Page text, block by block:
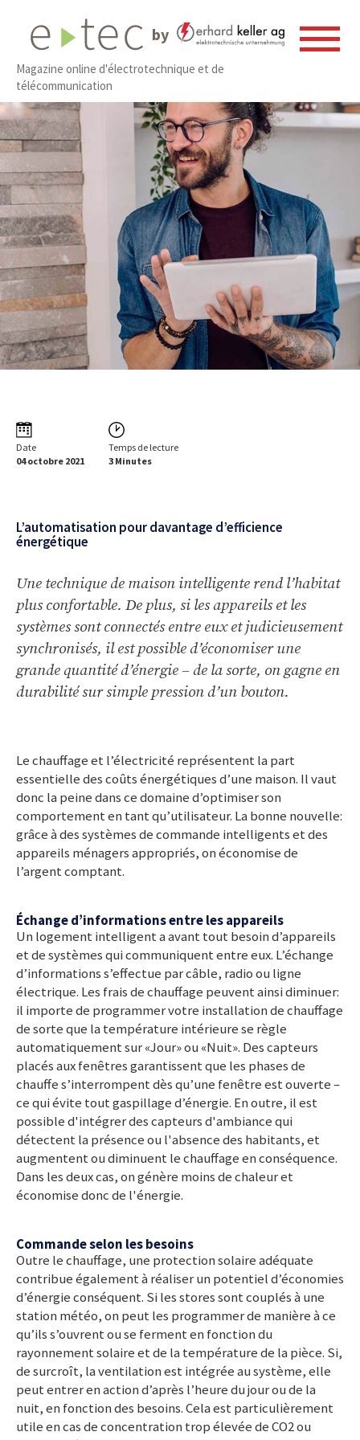
by
Magazine online d'électrotechnique et de
télécommunication
Date
04 octobre 2021
Temps de lecture
3 Minutes
L’automatisation pour davantage d’efficience
énergétique
Une technique de maison intelligente rend l’habitat
plus confortable. De plus, si les appareils et les
systèmes sont connectés entre eux et judicieusement
synchronisés, il est possible d’économiser une
grande quantité d’énergie – de la sorte, on gagne en
durabilité sur simple pression d’un bouton.
Le chauffage et l’électricité représentent la part
essentielle des coûts énergétiques d’une maison. Il vaut
donc la peine dans ce domaine d’optimiser son
comportement en tant qu’utilisateur. La bonne nouvelle:
grâce à des systèmes de commande intelligents et des
appareils ménagers appropriés, on économise de
l’argent comptant.
Échange d’informations entre les appareils
Un logement intelligent a avant tout besoin d’appareils
et de systèmes qui communiquent entre eux. L’échange
d’informations s’effectue par câble, radio ou ligne
électrique. Les frais de chauffage peuvent ainsi diminuer:
il importe de programmer votre installation de chauffage
de sorte que la température intérieure se règle
automatiquement sur «Jour» ou «Nuit». Des capteurs
placés aux fenêtres garantissent que les phases de
chauffe s’interrompent dès qu’une fenêtre est ouverte –
ce qui évite tout gaspillage d’énergie. En outre, il est
possible d'intégrer des capteurs d'ambiance qui
détectent la présence ou l'absence des habitants, et
augmentent ou diminuent le chauffage en conséquence.
Dans les deux cas, on génère moins de chaleur et
économise donc de l'énergie.
Commande selon les besoins
Outre le chauffage, une protection solaire adéquate
contribue également à réaliser un potentiel d’économies
d’énergie conséquent. Si les stores sont couplés à une
station météo, on peut les programmer de manière à ce
qu’ils s’ouvrent ou se ferment en fonction du
rayonnement solaire et de la température de la pièce. Si,
de surcroît, la ventilation est intégrée au système, elle
peut entrer en action d’après l’heure du jour ou de la
nuit, en fonction des besoins. Cela est particulièrement
utile en cas de concentration trop élevée de CO2 ou